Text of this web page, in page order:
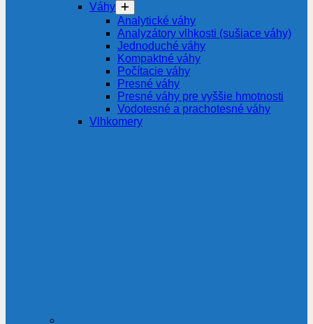
Váhy
Analytické váhy
Analyzátory vlhkosti (sušiace váhy)
Jednoduché váhy
Kompaktné váhy
Počítacie váhy
Presné váhy
Presné váhy pre vyššie hmotnosti
Vodotesné a prachotesné váhy
Vlhkomery